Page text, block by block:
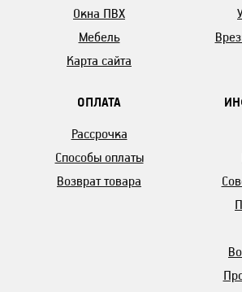
Окна ПВХ
Мебель
Карта сайта
ОПЛАТА
Рассрочка
Способы оплаты
Возврат товара